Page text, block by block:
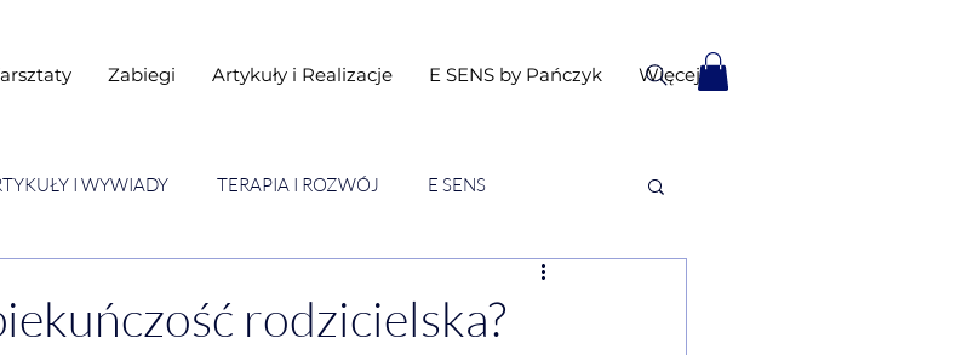
Zabiegi Artykuły i Realizacje E SENS by Pańczyk Więcej
I WYWIADY TERAPIA I ROZWÓJ E SENS
rodzicielska?